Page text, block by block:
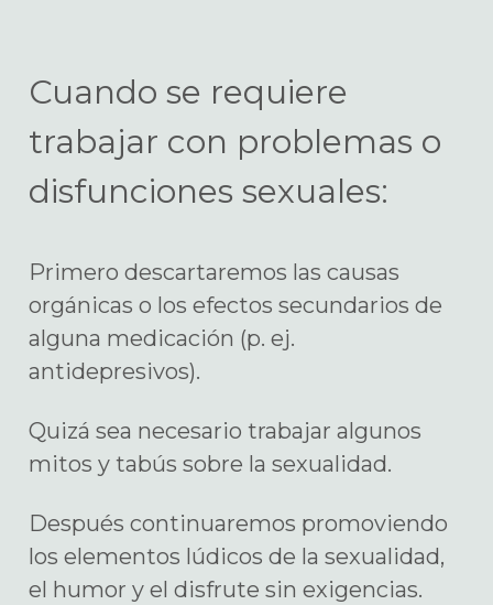
Cuando se requiere
trabajar con problemas o
disfunciones sexuales:
Primero descartaremos las causas
orgánicas o los efectos secundarios de
alguna medicación (p. ej.
antidepresivos).
Quizá sea necesario trabajar algunos
mitos y tabús sobre la sexualidad.
Después continuaremos promoviendo
los elementos lúdicos de la sexualidad,
el humor y el disfrute sin exigencias.